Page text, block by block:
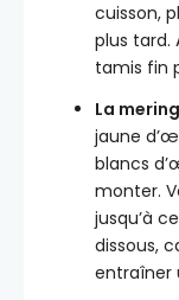
cuisson,
plus tard.
tamis fin
La
jaune
blancs
monter.
jusqu’à
dissous,
entraîner